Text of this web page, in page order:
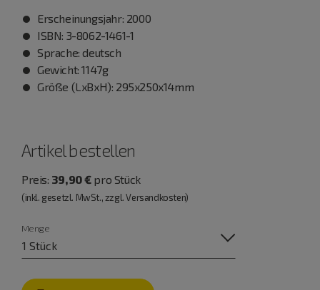
Erscheinungsjahr: 2000
ISBN: 3-8062-1461-1
Sprache: deutsch
Gewicht: 1147g
Größe (LxBxH): 295x250x14mm
Artikel bestellen
Preis: 39,90 €pro Stück
(inkl. gesetzl. MwSt., zzgl. Versandkosten)
Menge